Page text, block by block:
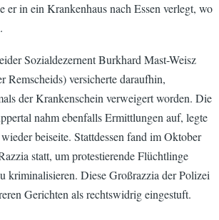
er in ein Krankenhaus nach Essen verlegt, wo
Sozialdezernent Burkhard Mast-Weisz
Remscheids) versicherte daraufhin,
der Krankenschein verweigert worden. Die
nahm ebenfalls Ermittlungen auf, legte
beiseite. Stattdessen fand im Oktober
statt, um protestierende Flüchtlinge
kriminalisieren. Diese Großrazzia der Polizei
Gerichten als rechtswidrig eingestuft.